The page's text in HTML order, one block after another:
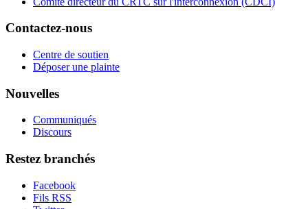
Contactez-nous
Centre de soutien
Déposer une plainte
Nouvelles
Communiqués
Discours
Restez branchés
Facebook
Fils RSS